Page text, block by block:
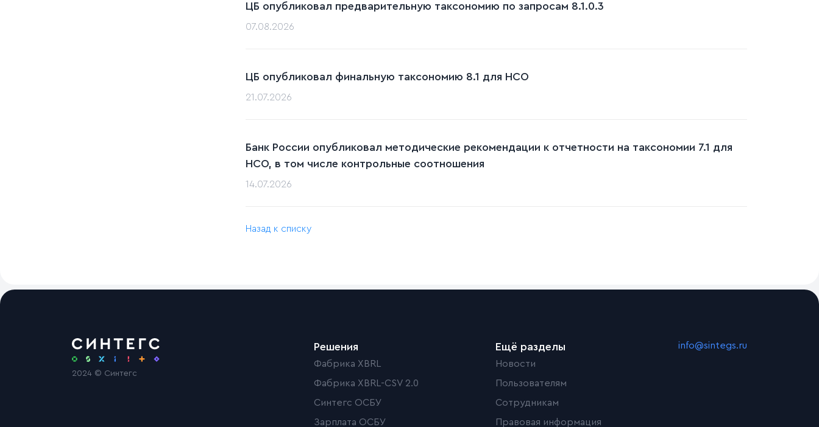
ЦБ опубликовал предварительную таксономию по запросам 8.1.0.3
07.08.2026
ЦБ опубликовал финальную таксономию 8.1 для НСО
21.07.2026
Банк России опубликовал методические рекомендации к отчетности на таксономии 7.1 для
НСО, в том числе контрольные соотношения
14.07.2026
Назад к списку
2024 © Синтегс
Решения
Фабрика XBRL
Фабрика XBRL-CSV 2.0
Синтегс ОСБУ
Зарплата ОСБУ
Ещё разделы
Новости
Пользователям
Сотрудникам
Правовая информация
info@sintegs.ru